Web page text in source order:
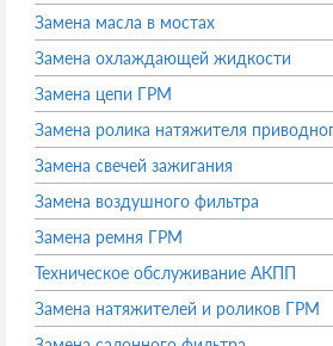
Замена масла в мостах
Замена охлаждающей жидкости
Замена цепи ГРМ
Замена ролика натяжителя
Замена свечей зажигания
Замена воздушного фильтра
Замена ремня ГРМ
Техническое обслуживание АКПП
Замена натяжителей и роликов ГРМ